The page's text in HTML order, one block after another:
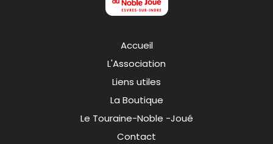
Accueil
L'Association
Liens utiles
La Boutique
Le Touraine-Noble -Joué
Contact